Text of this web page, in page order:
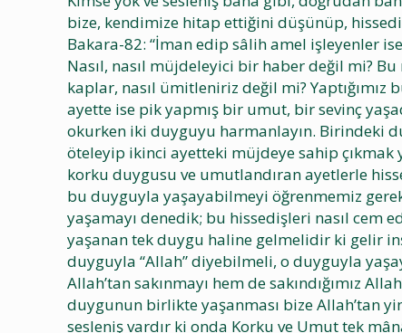
bize, kendimize hitap ettiğini düşünüp,
Bakara-82: “İman edip sâlih amel işleyenler
Nasıl, nasıl müjdeleyici bir haber değil mi?
kaplar, nasıl ümitleniriz değil mi?
ayette ise pik yapmış bir umut, bir sevinç
okurken iki duyguyu harmanlayın. Birindeki
öteleyip ikinci ayetteki müjdeye sahip
korku duygusu ve umutlandıran ayetlerle
bu duyguyla yaşayabilmeyi öğrenmemiz
yaşamayı denedik; bu hissedişleri nasıl cem
yaşanan tek duygu haline gelmelidir ki gelir
duyguyla “Allah” diyebilmeli, o duyguyla
Allah’tan sakınmayı hem de sakındığımız
duygunun birlikte yaşanması bize Allah’tan
sesleniş vardır ki onda Korku ve Umut tek